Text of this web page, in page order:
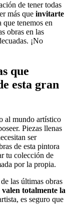
de tener todas
más que invitarte
que tenemos en
obras en las
¡No
que
esta gran
al mundo artístico
Piezas llenas
ser
de esta pintora
tu colección de
por la propia.
las últimas obras
valen totalmente la
es seguro que